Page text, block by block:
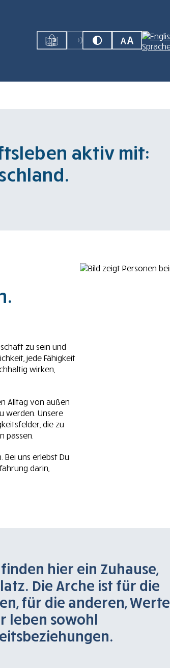
aktiv mit:
zu sein und
jede Fähigkeit
wirken,
Alltag von außen
werden. Unsere
die zu
passen.
uns erlebst Du
darin,
hier ein Zuhause,
Die Arche ist für die
für die anderen, Werte
leben sowohl